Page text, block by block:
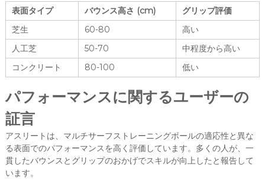
表面タイプ バウンス高さ (cm)
グリップ評価
芝生
60-80
高い
人工芝
50-70
中程度から高い
コンクリート
80-100 低い
パフォーマンスに関するユーザーの
証言
アスリートは、マルチサーフストレーニングボールの適応性と異な
る表面でのパフォーマンスを高く評価しています。多くの人が、一
貫したバウンスとグリップのおかげでスキルが向上したと報告して
います。